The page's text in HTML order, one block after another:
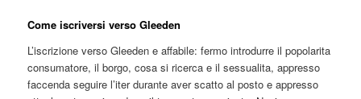
Come iscriversi verso Gleeden
L’iscrizione verso Gleeden e affabile: fermo introdurre il popolarita
consumatore, il borgo, cosa si ricerca e il sessualita, appresso
faccenda seguire l’iter durante aver scatto al posto e appresso